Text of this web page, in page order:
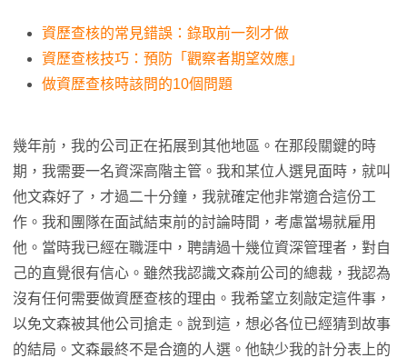
資歷查核的常見錯誤：錄取前一刻才做
資歷查核技巧：預防「觀察者期望效應」
做資歷查核時該問的10個問題
幾年前，我的公司正在拓展到其他地區。在那段關鍵的時
期，我需要一名資深高階主管。我和某位人選見面時，就叫
他文森好了，才過二十分鐘，我就確定他非常適合這份工
作。我和團隊在面試結束前的討論時間，考慮當場就雇用
他。當時我已經在職涯中，聘請過十幾位資深管理者，對自
己的直覺很有信心。雖然我認識文森前公司的總裁，我認為
沒有任何需要做資歷查核的理由。我希望立刻敲定這件事，
以免文森被其他公司搶走。說到這，想必各位已經猜到故事
的結局。文森最終不是合適的人選。他缺少我的計分表上的